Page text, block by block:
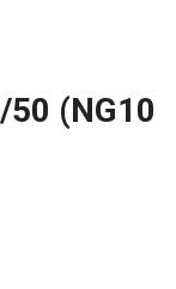
(NG10